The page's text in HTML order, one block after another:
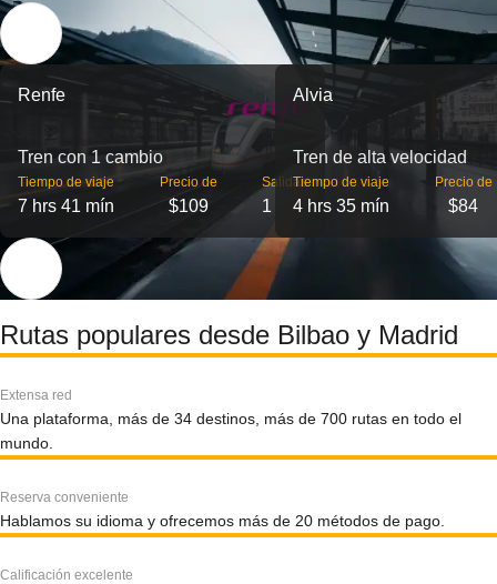
Renfe
Tren con 1 cambio
Tiempo de viaje
7 hrs 41 mín
Precio de
$109
Salidas
1
Alvia
Tren de alta velocidad
Tiempo de viaje
4 hrs 35 mín
Precio de
$84
Rutas populares desde Bilbao y Madrid
Extensa red
Una plataforma, más de 34 destinos, más de 700 rutas en todo el
mundo.
Reserva conveniente
Hablamos su idioma y ofrecemos más de 20 métodos de pago.
Calificación excelente